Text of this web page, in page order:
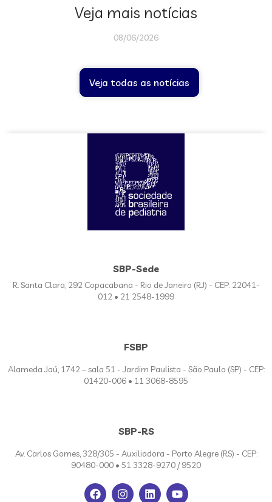
Veja mais notícias
08/06/2026
Veja todas as notícias
SBP-Sede
R. Santa Clara, 292 Copacabana - Rio de Janeiro (RJ) - CEP: 22041-
012 • 21 2548-1999
FSBP
Alameda Jaú, 1742 – sala 51 - Jardim Paulista - São Paulo (SP) - CEP:
01420-006 • 11 3068-8595
SBP-RS
Av. Carlos Gomes, 328/305 - Auxiliadora - Porto Alegre (RS) - CEP:
90480-000 • 51 3328-9270 / 9520